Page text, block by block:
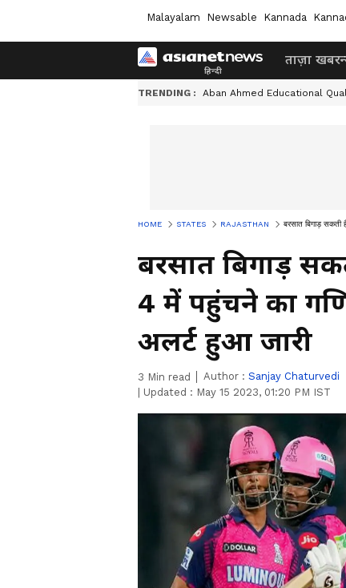
Malayalam Newsable Kannada
ताज़ा खबर
TRENDING : Aban Ahmed Educational
HOME STATES RAJASTHAN बरसात बिगाड़ सकती
बरसात बिगाड़
4 में पहुंचने का
अलर्ट हुआ जारी
3 Min read Author : Sanjay Chaturvedi
Updated : May 15 2023, 01:20 PM IST